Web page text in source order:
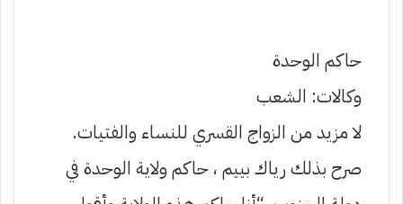
حاكم الوحدة
وكالات: الشعب
لا مزيد من الزواج القسري للنساء والفتيات.
صرح بذلك رياك بييم ، حاكم ولاية الوحدة في